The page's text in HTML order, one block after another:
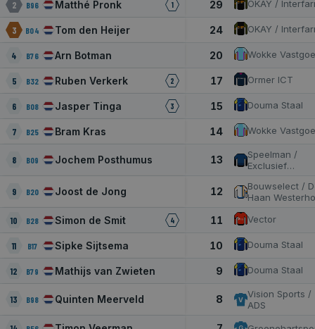
2 B96 Matthé Pronk 1 29 OKAY /
3 B04 Tom den Heijer 24 OKAY /
4 B76 Arn Botman 20 Wokke
5 B32 Ruben Verkerk 2 17 Ormer ICT
6 B08 Jasper Tinga 3 15 Douma Staal
7 B25 Bram Kras 14 Wokke
8 B09 Jochem Posthumus 13
Speelman /
Exclusief
9
B20 Joost de Jong 12
Bouwselect /
Haan
10 B28 Simon de Smit 4 11 Vector
11 B17 Sipke Sijtsema 10 Douma Staal
12 B79 Mathijs van Zwieten 9 Douma Staal
13 B98 Quinten Meerveld 8 V Vision Sports /
ADS